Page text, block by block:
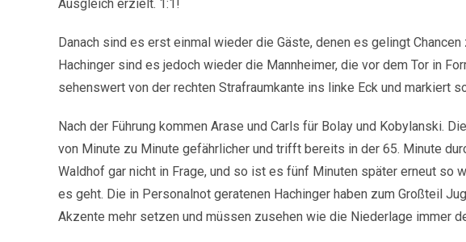
Ausgleich erzielt. 1:1!
Danach sind es erst einmal wieder die Gäste, denen es gelingt
Hachinger sind es jedoch wieder die Mannheimer, die vor dem Tor in
sehenswert von der rechten Strafraumkante ins linke Eck und markiert
Nach der Führung kommen Arase und Carls für Bolay und Kobylanski.
von Minute zu Minute gefährlicher und trifft bereits in der 65. Minute
Waldhof gar nicht in Frage, und so ist es fünf Minuten später erneut so
es geht. Die in Personalnot geratenen Hachinger haben zum Großteil
Akzente mehr setzen und müssen zusehen wie die Niederlage immer